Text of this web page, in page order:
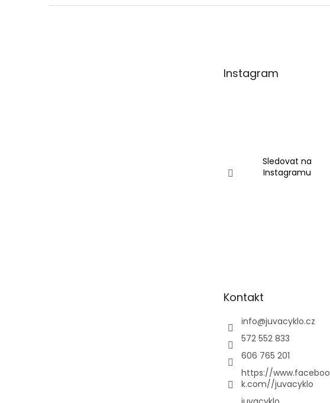
Instagram
Sledovat na
Instagramu
Kontakt
info@juvacyklo.cz
572 552 833
606 765 201
https://www.faceboo
k.com//juvacyklo